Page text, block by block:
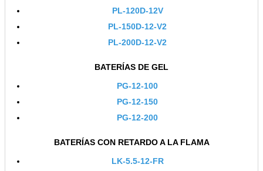
PL-120D-12V
PL-150D-12-V2
PL-200D-12-V2
BATERÍAS DE GEL
PG-12-100
PG-12-150
PG-12-200
BATERÍAS CON RETARDO A LA FLAMA
LK-5.5-12-FR